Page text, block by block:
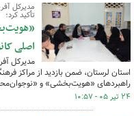
مدیرکل
تأکید کرد؛
اصلی
مدیرکل
استان لرستان، ضمن بازدید از مراکز
راهبردهای «هویت‌بخشی» و
۲۴ تیر ۰۵ - ۱۰:۵۷